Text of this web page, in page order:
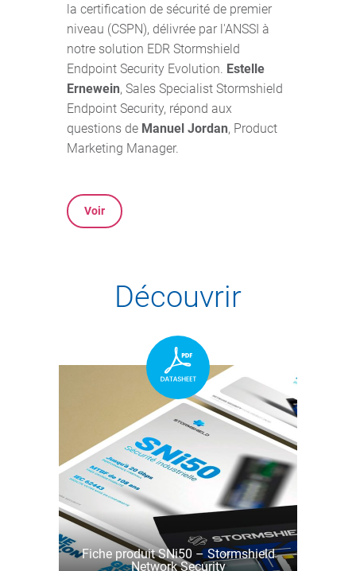
la certification de sécurité de premier
niveau (CSPN), délivrée par l'ANSSI à
notre solution EDR Stormshield
Endpoint Security Evolution. Estelle
Ernewein, Sales Specialist Stormshield
Endpoint Security, répond aux
questions de Manuel Jordan, Product
Marketing Manager.
Voir
Découvrir
Fiche produit SNi50 – Stormshield
Network Security